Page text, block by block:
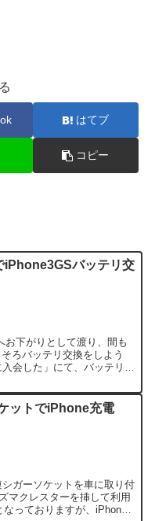
はてブ
コピー
iPhone3GSバッテリ交
お下がりとして渡り、間も
ろバッテリ交換をしよう
会した」にて、バッテリ交
ットでiPhone充電
ガーソケットを車に取り付
マクレスターを挿して利用
っておりますが、iPhone4